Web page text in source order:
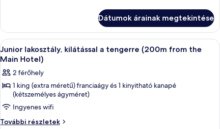
a
tengerre
(200m
from
the
Main
Hotel)
tengerre
(200m
from
the
Hotel)
további
részletei
Dátumok árainak megtekintése
A
következő
összes
képének
megtekintése:
Junior
lakosztály,
Junior lakosztály, kilátással a
9
Junior lakosztály, kilátással a tengerre (200m from the
Main Hotel)
2 férőhely
1 king (extra méretű) franciaágy és 1 kinyitható kanapé
(kétszemélyes ágyméret)
Ingyenes wifi
További részletek
Junior